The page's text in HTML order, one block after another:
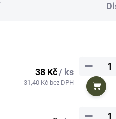
38 Kč/ ks
31,40 Kč bez DPH
−
Do
−